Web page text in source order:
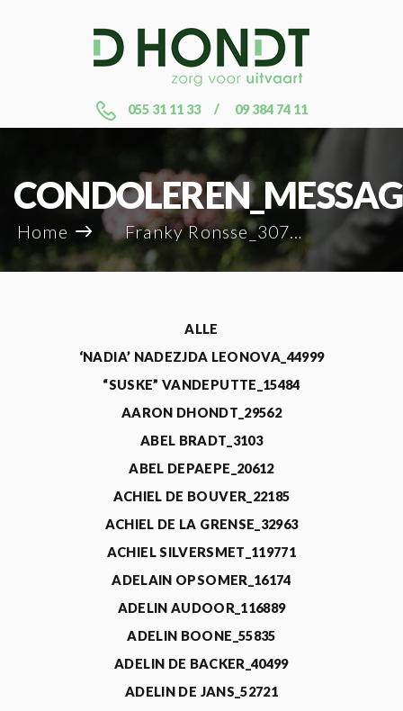
055 31 11 33 09 384 74 11
Home Franky Ronsse_30758
ALLE
‘NADIA’ NADEZJDA LEONOVA_44999
“SUSKE” VANDEPUTTE_15484
AARON DHONDT_29562
ABEL BRADT_3103
ABEL DEPAEPE_20612
ACHIEL DE BOUVER_22185
ACHIEL DE LA GRENSE_32963
ACHIEL SILVERSMET_119771
ADELAIN OPSOMER_16174
ADELIN AUDOOR_116889
ADELIN BOONE_55835
ADELIN DE BACKER_40499
ADELIN DE JANS_52721